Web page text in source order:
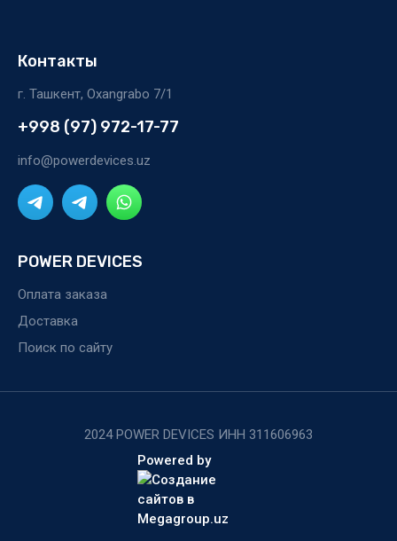
Контакты
г. Ташкент, Oxangrabo 7/1
+998 (97) 972-17-77
info@powerdevices.uz
POWER DEVICES
Оплата заказа
Доставка
Поиск по сайту
2024 POWER DEVICES ИНН 311606963
Powered by